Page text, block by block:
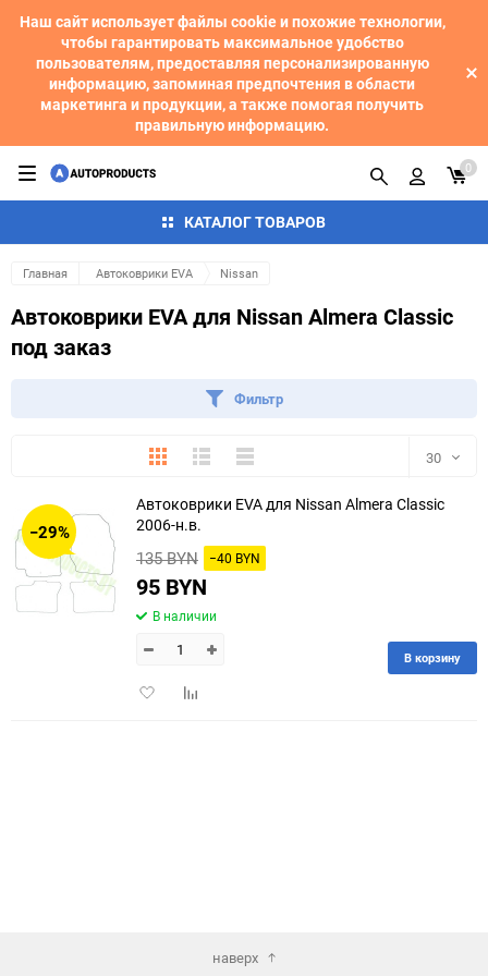
Наш сайт использует файлы cookie и похожие технологии,
чтобы гарантировать максимальное удобство
пользователям, предоставляя персонализированную
информацию, запоминая предпочтения в области
маркетинга и продукции, а также помогая получить
правильную информацию.
КАТАЛОГ ТОВАРОВ
0
Главная Автоковрики EVA Nissan
Автоковрики EVA для Nissan Almera Classic
под заказ
Фильтр
ПлиткаПодробноКомпактно 30
30
150
−29%
Автоковрики EVA для Nissan Almera Classic
2006-н.в.
135 BYN −40 BYN
95 BYN
В наличии
ДобавитьДобавить
В корзину
наверх